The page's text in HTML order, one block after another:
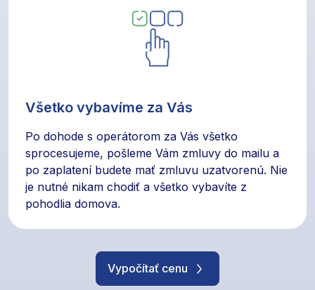
Všetko vybavíme za Vás
Po dohode s operátorom za Vás všetko
sprocesujeme, pošleme Vám zmluvy do mailu a
po zaplatení budete mať zmluvu uzatvorenú. Nie
je nutné nikam chodiť a všetko vybavíte z
pohodlia domova.
Vypočítať cenu